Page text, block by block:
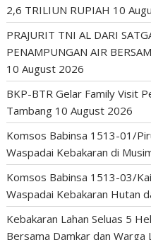
2,6 TRILIUN RUPIAH 10
PRAJURIT TNI AL DARI
PENAMPUNGAN AIR
10 August 2026
BKP-BTR Gelar Family Visit
Tambang 10 August 2026
Komsos Babinsa 1513-01/
Waspadai Kebakaran di
Komsos Babinsa 1513-03/
Waspadai Kebakaran Hutan
Kebakaran Lahan Seluas 5
Bersama Damkar dan Warga